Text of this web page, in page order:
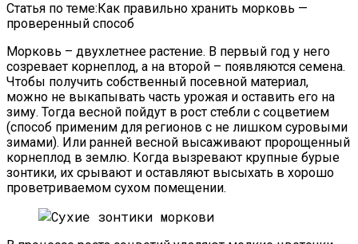
Статья по теме:Как правильно хранить морковь —
проверенный способ
Морковь – двухлетнее растение. В первый год у него
созревает корнеплод, а на второй – появляются семена.
Чтобы получить собственный посевной материал,
можно не выкапывать часть урожая и оставить его на
зиму. Тогда весной пойдут в рост стебли с соцветием
(способ применим для регионов с не лишком суровыми
зимами). Или ранней весной высаживают пророщенный
корнеплод в землю. Когда вызревают крупные бурые
зонтики, их срывают и оставляют высыхать в хорошо
проветриваемом сухом помещении.